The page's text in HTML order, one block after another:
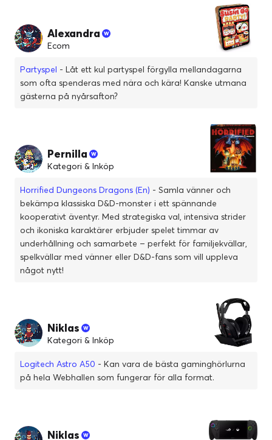
Alexandra
Ecom
Partyspel - Låt ett kul partyspel förgylla mellandagarna
som ofta spenderas med nära och kära! Kanske utmana
gästerna på nyårsafton?
Pernilla
Kategori & Inköp
Horrified Dungeons Dragons (En) - Samla vänner och
bekämpa klassiska D&D-monster i ett spännande
kooperativt äventyr. Med strategiska val, intensiva strider
och ikoniska karaktärer erbjuder spelet timmar av
underhållning och samarbete – perfekt för familjekvällar,
spelkvällar med vänner eller D&D-fans som vill uppleva
något nytt!
Niklas
Kategori & Inköp
Logitech Astro A50 - Kan vara de bästa gaminghörlurna
på hela Webhallen som fungerar för alla format.
Niklas